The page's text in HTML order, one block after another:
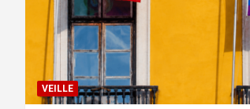
VEILLE